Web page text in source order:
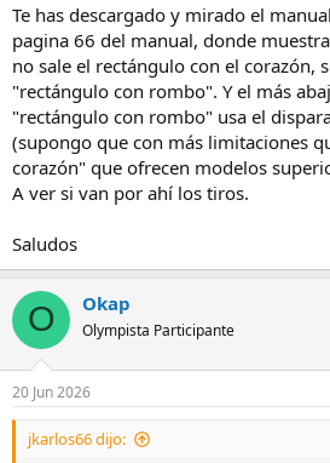
Te has descargado y mirado el
pagina 66 del manual, donde
no sale el rectángulo con el corazón,
"rectángulo con rombo". Y el más
"rectángulo con rombo" usa el
(supongo que con más limitaciones
corazón" que ofrecen modelos
A ver si van por ahí los tiros.
Saludos
O Okap
Olympista Participante
20 Jun 2026
jkarlos66 dijo: